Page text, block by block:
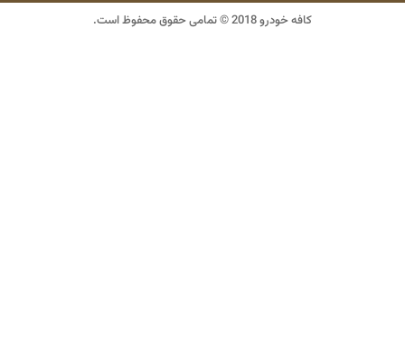
کافه خودرو 2018 © تمامی حقوق محفوظ است.